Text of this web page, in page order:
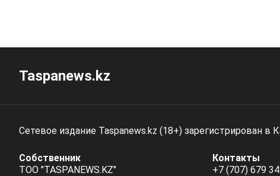
Taspanews.kz
Сетевое издание Taspanews.kz (18+) зарегистрирован
Собственник
ТОО "TASPANEWS.KZ"
Контакты
+7 (707) 679